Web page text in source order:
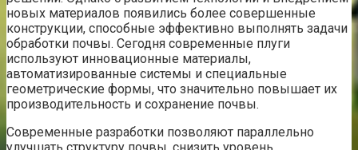
новых материалов появились более совершенные
конструкции, способные эффективно выполнять задачи
обработки почвы. Сегодня современные плуги
используют инновационные материалы,
автоматизированные системы и специальные
геометрические формы, что значительно повышает их
производительность и сохранение почвы.
Современные разработки позволяют параллельно
улучшать структуру почвы, снизить уровень